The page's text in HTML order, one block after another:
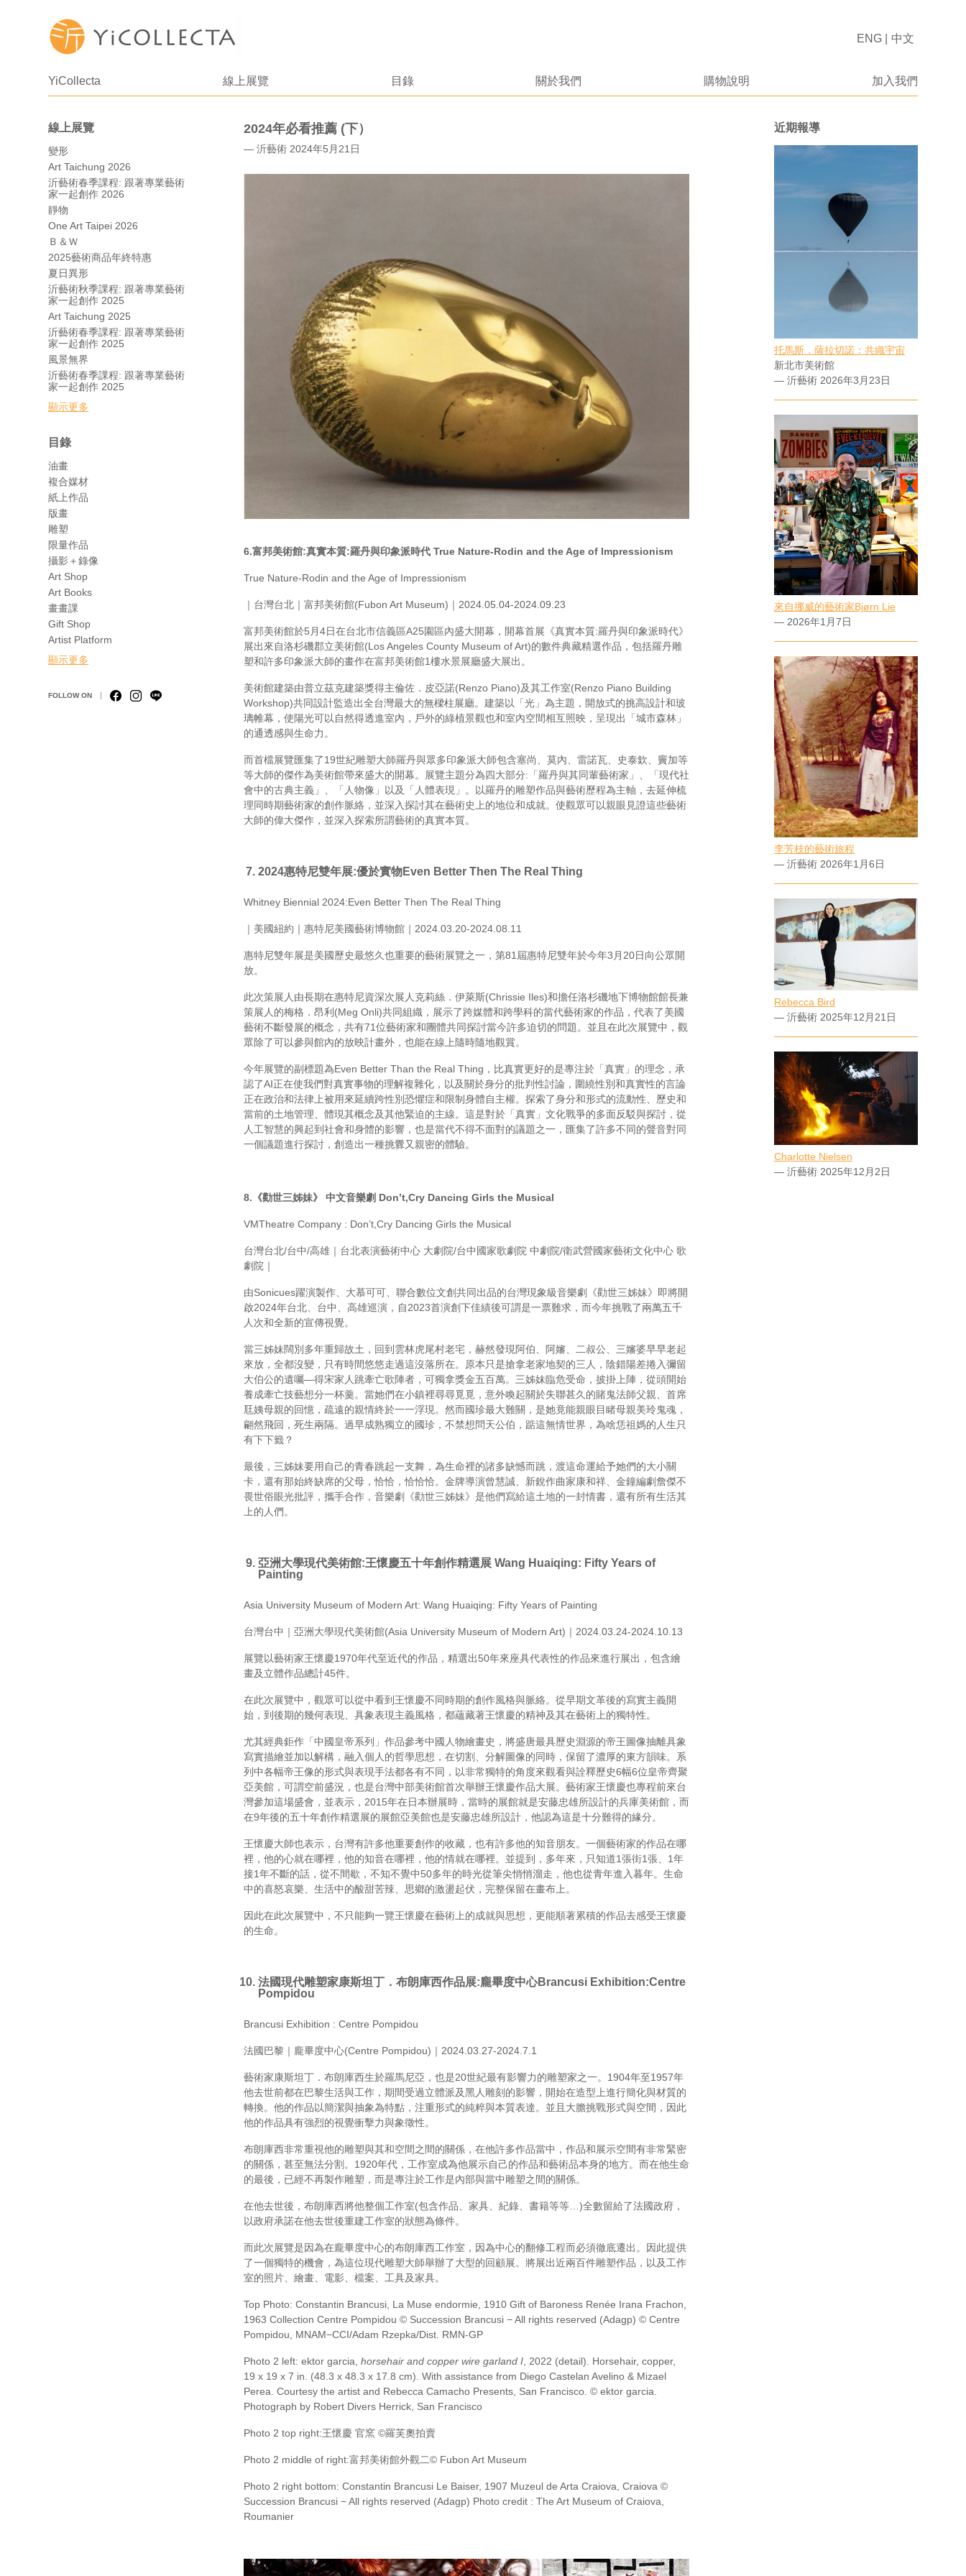
YiCollecta 線上展覽 目錄 關於我們 購物說明 加入我們
ENG 中文
線上展覽
變形
Art Taichung 2026
沂藝術春季課程: 跟著專業藝術
家一起創作 2026
靜物
One Art Taipei 2026
Ｂ＆Ｗ
2025藝術商品年終特惠
夏日異形
沂藝術秋季課程: 跟著專業藝術
家一起創作 2025
Art Taichung 2025
沂藝術春季課程: 跟著專業藝術
家一起創作 2025
風景無界
沂藝術春季課程: 跟著專業藝術
家一起創作 2025
顯示更多
目錄
油畫
複合媒材
紙上作品
版畫
雕塑
限量作品
攝影＋錄像
Art Shop
Art Books
畫畫課
Gift Shop
Artist Platform
顯示更多
FOLLOW ON
2024年必看推薦 (下）
— 沂藝術 2024年5月21日
6.富邦美術館:真實本質:羅丹與印象派時代 True Nature-Rodin and the Age of Impressionism
True Nature-Rodin and the Age of Impressionism
｜台灣台北｜富邦美術館(Fubon Art Museum)｜2024.05.04-2024.09.23
富邦美術館於5月4日在台北市信義區A25園區內盛大開幕，開幕首展《真實本質:羅丹與印象派時代》
展出來自洛杉磯郡立美術館(Los Angeles County Museum of Art)的數件典藏精選作品，包括羅丹雕
塑和許多印象派大師的畫作在富邦美術館1樓水景展廳盛大展出。
美術館建築由普立茲克建築獎得主倫佐．皮亞諾(Renzo Piano)及其工作室(Renzo Piano Building
Workshop)共同設計監造出全台灣最大的無樑柱展廳。建築以「光」為主題，開放式的挑高設計和玻
璃帷幕，使陽光可以自然得透進室內，戶外的綠植景觀也和室內空間相互照映，呈現出「城市森林」
的通透感與生命力。
而首檔展覽匯集了19世紀雕塑大師羅丹與眾多印象派大師包含塞尚、莫內、雷諾瓦、史泰欽、竇加等
等大師的傑作為美術館帶來盛大的開幕。展覽主題分為四大部分:「羅丹與其同輩藝術家」、「現代社
會中的古典主義」、「人物像」以及「人體表現」。以羅丹的雕塑作品與藝術歷程為主軸，去延伸梳
理同時期藝術家的創作脈絡，並深入探討其在藝術史上的地位和成就。使觀眾可以親眼見證這些藝術
大師的偉大傑作，並深入探索所謂藝術的真實本質。
2024惠特尼雙年展:優於實物Even Better Then The Real Thing
Whitney Biennial 2024:Even Better Then The Real Thing
｜美國紐約｜惠特尼美國藝術博物館｜2024.03.20-2024.08.11
惠特尼雙年展是美國歷史最悠久也重要的藝術展覽之一，第81屆惠特尼雙年於今年3月20日向公眾開
放。
此次策展人由長期在惠特尼資深次展人克莉絲．伊萊斯(Chrissie Iles)和擔任洛杉磯地下博物館館長兼
策展人的梅格．昂利(Meg Onli)共同組織，展示了跨媒體和跨學科的當代藝術家的作品，代表了美國
藝術不斷發展的概念，共有71位藝術家和團體共同探討當今許多迫切的問題。並且在此次展覽中，觀
眾除了可以參與館內的放映計畫外，也能在線上隨時隨地觀賞。
今年展覽的副標題為Even Better Than the Real Thing，比真實更好的是專注於「真實」的理念，承
認了AI正在使我們對真實事物的理解複雜化，以及關於身分的批判性討論，圍繞性別和真實性的言論
正在政治和法律上被用來延續跨性別恐懼症和限制身體自主權。探索了身分和形式的流動性、歷史和
當前的土地管理、體現其概念及其他緊迫的主線。這是對於「真實」文化戰爭的多面反駁與探討，從
人工智慧的興起到社會和身體的影響，也是當代不得不面對的議題之一，匯集了許多不同的聲音對同
一個議題進行探討，創造出一種挑釁又親密的體驗。
8. 《勸世三姊妹》 中文音樂劇 Don’t,Cry Dancing Girls the Musical
VMTheatre Company : Don’t,Cry Dancing Girls the Musical
台灣台北/台中/高雄｜台北表演藝術中心 大劇院/台中國家歌劇院 中劇院/衛武營國家藝術文化中心 歌
劇院｜
由Sonicues躍演製作、大慕可可、聯合數位文創共同出品的台灣現象級音樂劇《勸世三姊妹》即將開
啟2024年台北、台中、高雄巡演，自2023首演創下佳績後可謂是一票難求，而今年挑戰了兩萬五千
人次和全新的宣傳視覺。
當三姊妹闊別多年重歸故土，回到雲林虎尾村老宅，赫然發現阿伯、阿嬸、二叔公、三嬸婆早早老起
來放，全都沒變，只有時間悠悠走過這沒落所在。原本只是搶拿老家地契的三人，陰錯陽差捲入彌留
大伯公的遺囑—得宋家人跳牽亡歌陣者，可獨拿獎金五百萬。三姊妹臨危受命，披掛上陣，從頭開始
養成牽亡技藝想分一杯羹。當她們在小鎮裡尋尋覓覓，意外喚起關於失聯甚久的賭鬼法師父親、首席
尫姨母親的回憶，疏遠的親情終於一一浮現。然而國珍最大難關，是她竟能親眼目睹母親美玲鬼魂，
翩然飛回，死生兩隔。過早成熟獨立的國珍，不禁想問天公伯，踮這無情世界，為啥恁祖媽的人生只
有下下籤？
最後，三姊妹要用自己的青春跳起一支舞，為生命裡的諸多缺憾而跳，渡這命運給予她們的大小關
卡，還有那始終缺席的父母，恰恰，恰恰恰。金牌導演曾慧誠、新銳作曲家康和祥、金鐘編劇詹傑不
畏世俗眼光批評，攜手合作，音樂劇《勸世三姊妹》是他們寫給這土地的一封情書，還有所有生活其
上的人們。
亞洲大學現代美術館:王懷慶五十年創作精選展 Wang Huaiqing: Fifty Years of
Painting
Asia University Museum of Modern Art: Wang Huaiqing: Fifty Years of Painting
台灣台中｜亞洲大學現代美術館(Asia University Museum of Modern Art)｜2024.03.24-2024.10.13
展覽以藝術家王懷慶1970年代至近代的作品，精選出50年來座具代表性的作品來進行展出，包含繪
畫及立體作品總計45件。
在此次展覽中，觀眾可以從中看到王懷慶不同時期的創作風格與脈絡。從早期文革後的寫實主義開
始，到後期的幾何表現、具象表現主義風格，都蘊藏著王懷慶的精神及其在藝術上的獨特性。
尤其經典鉅作「中國皇帝系列」作品參考中國人物繪畫史，將盛唐最具歷史淵源的帝王圖像抽離具象
寫實描繪並加以解構，融入個人的哲學思想，在切割、分解圖像的同時，保留了濃厚的東方韻味。系
列中各幅帝王像的形式與表現手法都各有不同，以非常獨特的角度來觀看與詮釋歷史6幅6位皇帝齊聚
亞美館，可謂空前盛況，也是台灣中部美術館首次舉辦王懷慶作品大展。藝術家王懷慶也專程前來台
灣參加這場盛會，並表示，2015年在日本辦展時，當時的展館就是安藤忠雄所設計的兵庫美術館，而
在9年後的五十年創作精選展的展館亞美館也是安藤忠雄所設計，他認為這是十分難得的緣分。
王懷慶大師也表示，台灣有許多他重要創作的收藏，也有許多他的知音朋友。一個藝術家的作品在哪
裡，他的心就在哪裡，他的知音在哪裡，他的情就在哪裡。並提到，多年來，只知道1張街1張、1年
接1年不斷的話，從不間歇，不知不覺中50多年的時光從筆尖悄悄溜走，他也從青年進入暮年。生命
中的喜怒哀樂、生活中的酸甜苦辣、思鄉的激盪起伏，完整保留在畫布上。
因此在此次展覽中，不只能夠一覽王懷慶在藝術上的成就與思想，更能順著累積的作品去感受王懷慶
的生命。
法國現代雕塑家康斯坦丁．布朗庫西作品展:龐畢度中心Brancusi Exhibition:Centre
Pompidou
Brancusi Exhibition : Centre Pompidou
法國巴黎｜龐畢度中心(Centre Pompidou)｜2024.03.27-2024.7.1
藝術家康斯坦丁．布朗庫西生於羅馬尼亞，也是20世紀最有影響力的雕塑家之一。1904年至1957年
他去世前都在巴黎生活與工作，期間受過立體派及黑人雕刻的影響，開始在造型上進行簡化與材質的
轉換。他的作品以簡潔與抽象為特點，注重形式的純粹與本質表達。並且大膽挑戰形式與空間，因此
他的作品具有強烈的視覺衝擊力與象徵性。
布朗庫西非常重視他的雕塑與其和空間之間的關係，在他許多作品當中，作品和展示空間有非常緊密
的關係，甚至無法分割。1920年代，工作室成為他展示自己的作品和藝術品本身的地方。而在他生命
的最後，已經不再製作雕塑，而是專注於工作是內部與當中雕塑之間的關係。
在他去世後，布朗庫西將他整個工作室(包含作品、家具、紀錄、書籍等等…)全數留給了法國政府，
以政府承諾在他去世後重建工作室的狀態為條件。
而此次展覽是因為在龐畢度中心的布朗庫西工作室，因為中心的翻修工程而必須徹底遷出。因此提供
了一個獨特的機會，為這位現代雕塑大師舉辦了大型的回顧展。將展出近兩百件雕塑作品，以及工作
室的照片、繪畫、電影、檔案、工具及家具。
Top Photo:Constantin Brancusi, La Muse endormie, 1910 Gift of Baroness Renée Irana Frachon,
1963 Collection Centre Pompidou © Succession Brancusi − All rights reserved (Adagp) © Centre
Pompidou, MNAM−CCI/Adam Rzepka/Dist. RMN-GP
Photo 2 left:ektor garcia,horsehair and copper wire garland I , 2022 (detail). Horsehair, copper,
19 x 19 x 7 in. (48.3 x 48.3 x 17.8 cm). With assistance from Diego Castelan Avelino & Mizael
Perea. Courtesy the artist and Rebecca Camacho Presents, San Francisco. ©️ ektor garcia.
Photograph by Robert Divers Herrick, San Francisco
Photo 2 top right:王懷慶 官窯 ©️羅芙奧拍賣
Photo 2 middle of right:富邦美術館外觀二© Fubon Art Museum
Photo 2 right bottom: Constantin Brancusi Le Baiser, 1907 Muzeul de Arta Craiova, Craiova ©
Succession Brancusi − All rights reserved (Adagp) Photo credit : The Art Museum of Craiova,
Roumanier
近期報導
托馬斯．薩拉切諾：共織宇宙
新北市美術館
— 沂藝術 2026年3月23日
來自挪威的藝術家Bjørn Lie
— 2026年1月7日
李芳枝的藝術旅程
— 沂藝術 2026年1月6日
Rebecca Bird
— 沂藝術 2025年12月21日
Charlotte Nielsen
— 沂藝術 2025年12月2日